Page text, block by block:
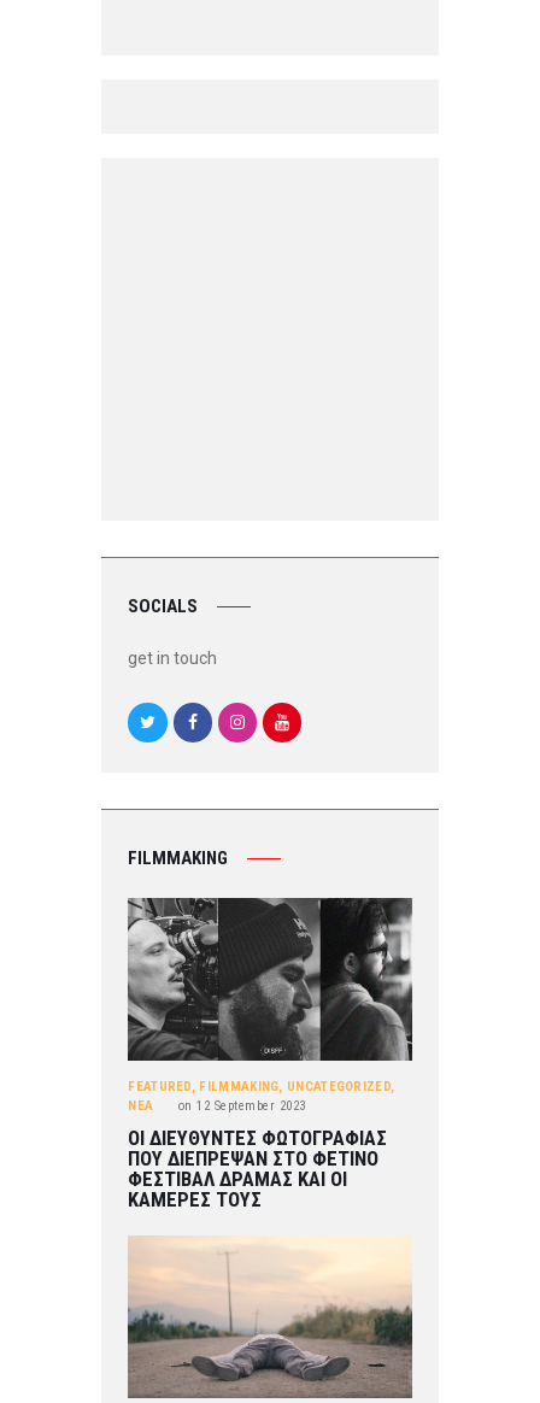
SOCIALS
get in touch
FILMMAKING
FEATURED, FILMMAKING, UNCATEGORIZED,
ΝΕΑ
on 12 September 2023
ΟΙ ΔΙΕΥΘΥΝΤΕΣ ΦΩΤΟΓΡΑΦΙΑΣ
ΠΟΥ ΔΙΕΠΡΕΨΑΝ ΣΤΟ ΦΕΤΙΝΟ
ΦΕΣΤΙΒΑΛ ΔΡΑΜΑΣ ΚΑΙ ΟΙ
ΚΑΜΕΡΕΣ ΤΟΥΣ